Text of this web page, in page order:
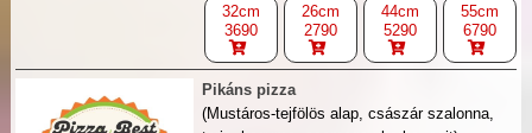
32cm
3690
26cm
2790
44cm
5290
55cm
6790
Pikáns pizza
(Mustáros-tejfölös alap, császár szalonna,